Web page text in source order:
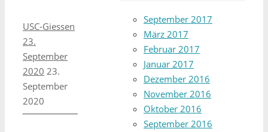
USC-Giessen
23.
September
2020 23.
September
2020
September 2017
März 2017
Februar 2017
Januar 2017
Dezember 2016
November 2016
Oktober 2016
September 2016